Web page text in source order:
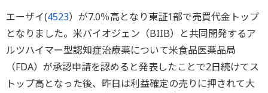
エーザイ(4523）が7.0％高となり東証1部で売買代金トップ
となりました。米バイオジェン（BIIB）と共同開発するア
ルツハイマー型認知症治療薬について米食品医薬品局
（FDA）が承認申請を認めると発表したことで2日続けてス
トップ高となった後、昨日は利益確定の売りに押されて大